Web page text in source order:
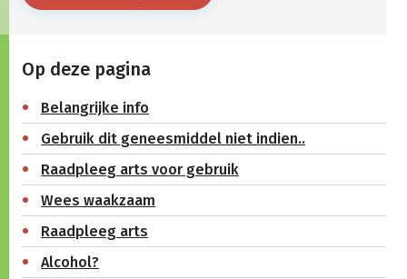
Op deze pagina
Belangrijke info
Gebruik dit geneesmiddel niet indien..
Raadpleeg arts voor gebruik
Wees waakzaam
Raadpleeg arts
Alcohol?